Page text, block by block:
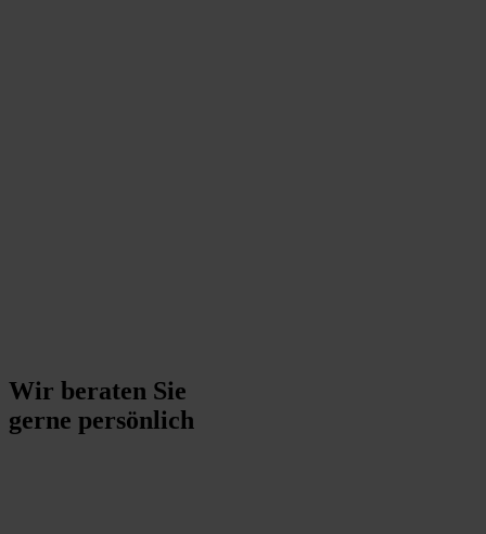
Wir beraten Sie
gerne persönlich